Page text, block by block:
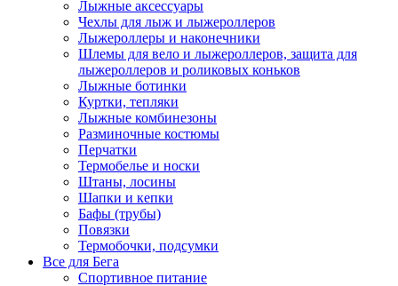
Лыжные аксессуары
Чехлы для лыж и лыжероллеров
Лыжероллеры и наконечники
Шлемы для вело и лыжероллеров, защита для
лыжероллеров и роликовых коньков
Лыжные ботинки
Куртки, тепляки
Лыжные комбинезоны
Разминочные костюмы
Перчатки
Термобелье и носки
Штаны, лосины
Шапки и кепки
Бафы (трубы)
Повязки
Термобочки, подсумки
Все для Бега
Спортивное питание